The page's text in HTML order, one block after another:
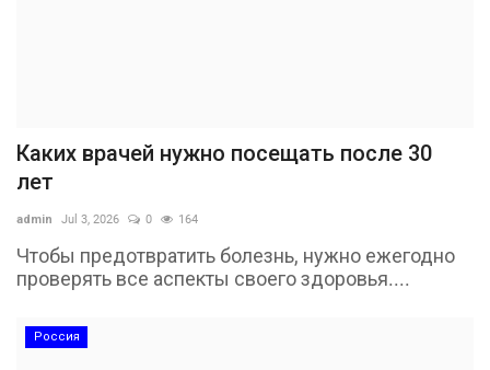
Каких врачей нужно посещать после 30
лет
admin Jul 3, 2026 0 164
Чтобы предотвратить болезнь, нужно ежегодно
проверять все аспекты своего здоровья....
Россия